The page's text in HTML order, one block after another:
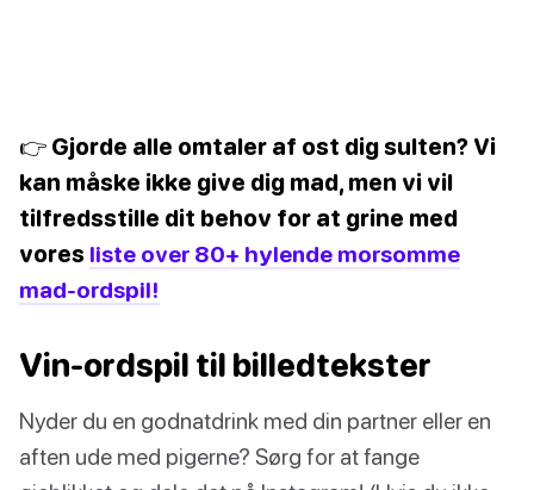
👉 Gjorde alle omtaler af ost dig sulten? Vi
kan måske ikke give dig mad, men vi vil
tilfredsstille dit behov for at grine med
vores liste over 80+ hylende morsomme
mad-ordspil!
Vin-ordspil til billedtekster
Nyder du en godnatdrink med din partner eller en
aften ude med pigerne? Sørg for at fange